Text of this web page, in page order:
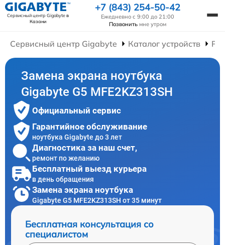
Сервисный центр Gigabyteв
Казани
+7 (843) 254-50-42
Ежедневно с 9:00 до 21:00
Позвонить мне утром
Сервисный центр Gigabyte Каталог устройств
Замена экрана ноутбука
Gigabyte G5 MFE2KZ313SH
Официальный сервис
Гарантийное обслуживание
ноутбука Gigabyte до 3 лет
Диагностика за наш счет,
ремонт по желанию
Бесплатный выезд курьера
в день обращения
Замена экрана ноутбука
Gigabyte G5 MFE2KZ313SH от 35 минут
Бесплатная консультация со
специалистом